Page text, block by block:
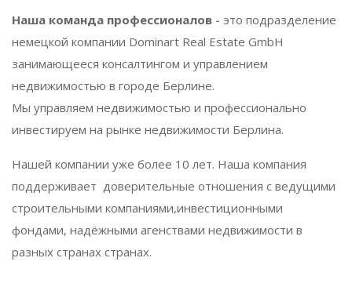
Наша команда профессионалов - это подразделение
немецкой компании Dominart Real Estate GmbH
занимающееся консалтингом и управлением
недвижимостью в городе Берлине.
Мы управляем недвижимостью и профессионально
инвестируем на рынке недвижимости Берлина.
Нашей компании уже более 10 лет. Наша компания
поддерживает доверительные отношения с ведущими
строительными компаниями,инвестиционными
фондами, надёжными агенствами недвижимости в
разных странах странах.